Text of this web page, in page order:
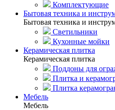
Комплектующие
Бытовая техника и
Бытовая техника и
Светильники
Кухонные мойки
Керамическая плитка
Керамическая плитка
Поддоны для
Плитка и
Плитка
Мебель
Мебель